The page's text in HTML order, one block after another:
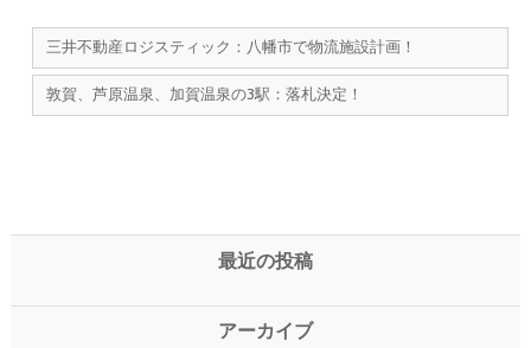
三井不動産ロジスティック：八幡市で物流施設計画！
敦賀、芦原温泉、加賀温泉の3駅：落札決定！
最近の投稿
アーカイブ